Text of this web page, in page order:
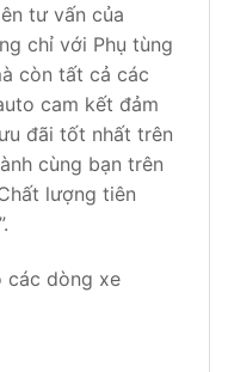
tư vấn của
chỉ với Phụ tùng
còn tất cả các
cam kết đảm
đãi tốt nhất trên
cùng bạn trên
lượng tiên
các dòng xe